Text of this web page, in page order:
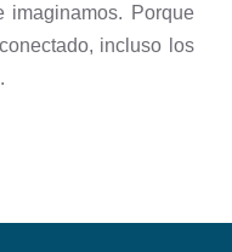
imaginamos. Porque
incluso los